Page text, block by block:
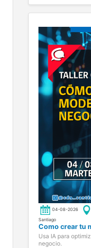
04-08-2026
Santiago
Como crear tu
Usa IA para
negocio.